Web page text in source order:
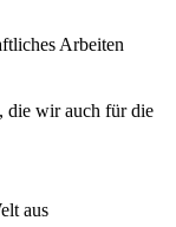
Arbeiten
die wir auch für die
aus